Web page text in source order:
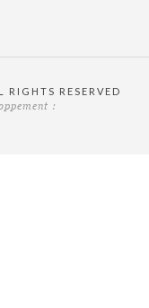
RESERVED
: